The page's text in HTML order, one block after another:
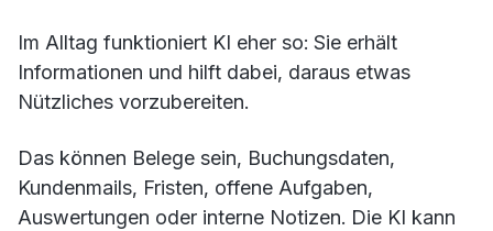
Im Alltag funktioniert KI eher so: Sie erhält
Informationen und hilft dabei, daraus etwas
Nützliches vorzubereiten.
Das können Belege sein, Buchungsdaten,
Kundenmails, Fristen, offene Aufgaben,
Auswertungen oder interne Notizen. Die KI kann